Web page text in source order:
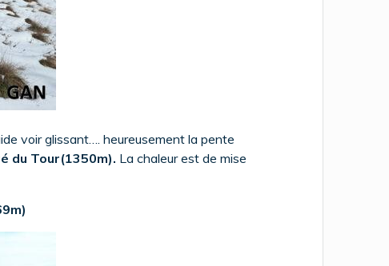
voir glissant…. heureusement la pente
du Tour(1350m). La chaleur est de mise